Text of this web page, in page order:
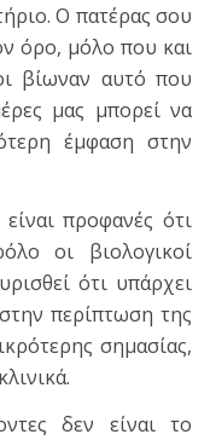
Ο πατέρας σου
όρο, μόλο που και
βίωναν αυτό που
μας μπορεί να
έμφαση στην
προφανές ότι
οι βιολογικοί
ότι υπάρχει
περίπτωση της
σημασίας,
δεν είναι το